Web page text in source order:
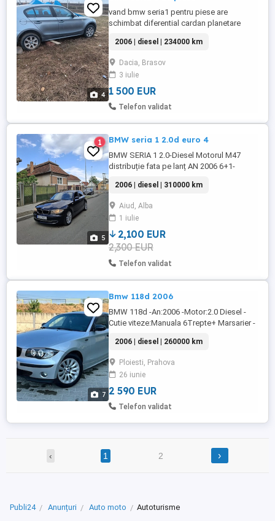
4
vand bmw seria1 pentru piese are
schimbat diferential cardan planetare
el , un set de jante de tabla, masina a fost
masina mea personala si sau investit bani
in ea
2006 | diesel | 234000 km
Dacia, Brasov
3 iulie
1 500 EUR
Telefon validat
5
1 BMW seria 1 2.0d euro 4
BMW SERIA 1 2.0-Diesel Motorul M47
distribuție fata pe lanț AN 2006 6+1-
Nefumator-Intreținut Int-Ext Fara Rugina
Arata impecabill Exterior Interior Mașina se
remarca printr-o gama de dotări Pornire La
buton Start Stop Jante aliaj 205.55.R17
noi de ...
2006 | diesel | 310000 km
Aiud, Alba
1 iulie
2,100 EUR
2,300 EUR
Telefon validat
7
Bmw 118d 2006
BMW 118d -An:2006 -Motor:2.0 Diesel -
Cutie viteze:Manuala 6Trepte+ Marsarier -
bord -Radio CD AUX -Pilot Automat -
Pachet Iarna:Stropitoare Lichid Parbriz
Incalzite -Faruri LED + AngelEyes -Oglinzi
Batman Carbon -Paravanturi SELECT -
Jante Aliaj Nr Telefon PRET ...
2006 | diesel | 260000 km
Ploiesti, Prahova
26 iunie
2 590 EUR
Telefon validat
‹ 1 2 ›
Publi24 Anunțuri Auto moto Autoturisme